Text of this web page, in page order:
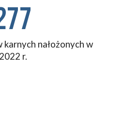
karnych nałożonych w
2022 r.